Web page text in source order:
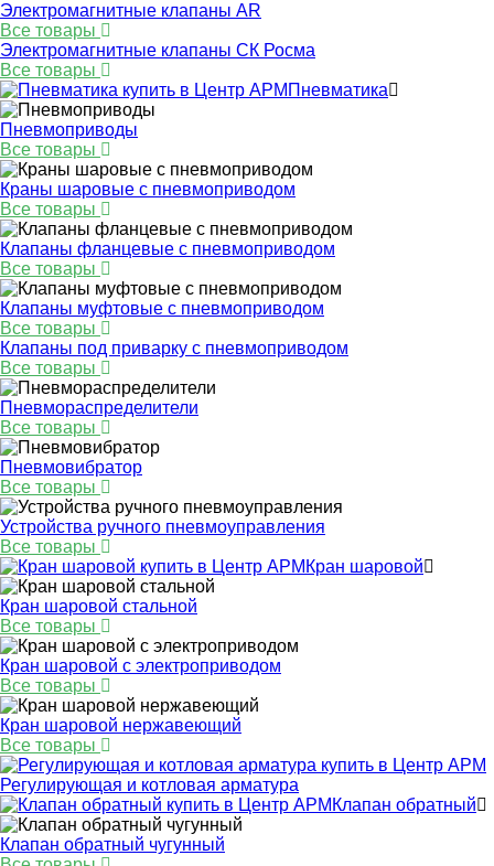
Электромагнитные клапаны AR
Все товары
Электромагнитные клапаны СК Росма
Все товары
Пневматика
Пневмоприводы
Все товары
Краны шаровые с пневмоприводом
Все товары
Клапаны фланцевые с пневмоприводом
Все товары
Клапаны муфтовые с пневмоприводом
Все товары
Клапаны под приварку с пневмоприводом
Все товары
Пневмораспределители
Все товары
Пневмовибратор
Все товары
Устройства ручного пневмоуправления
Все товары
Кран шаровой
Кран шаровой стальной
Все товары
Кран шаровой с электроприводом
Все товары
Кран шаровой нержавеющий
Все товары
Регулирующая и котловая арматура
Клапан обратный
Клапан обратный чугунный